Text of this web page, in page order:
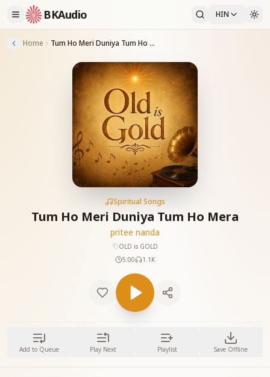
BKAudio HIN
Home Tum Ho Meri Duniya Tum Ho Mera
Spiritual Songs
Tum Ho Meri Duniya Tum Ho Mera
pritee nanda
OLD is GOLD
5:00
1.1K
Add to Queue Play Next Playlist Save Offline